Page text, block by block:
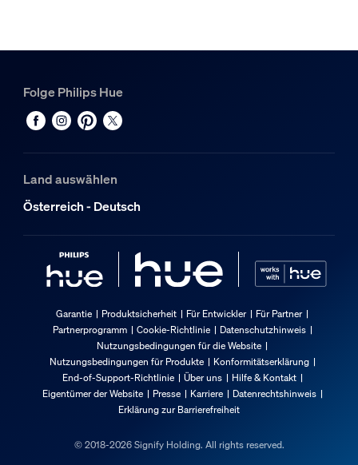
Folge Philips Hue
Land auswählen
Österreich - Deutsch
Garantie Produktsicherheit Für Entwickler
Für Partner
Partnerprogramm
Cookie-Richtlinie
Datenschutzhinweis
Nutzungsbedingungen für die Website
Nutzungsbedingungen für Produkte
Konformitätserklärung
End-of-Support-Richtlinie
Über uns
Hilfe & Kontakt
Eigentümer der Website
Presse Karriere
Datenrechtshinweis
Erklärung zur Barrierefreiheit
© 2018-2026 Signify Holding. All rights reserved.